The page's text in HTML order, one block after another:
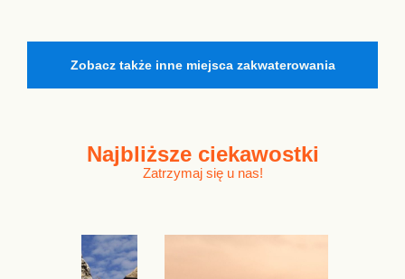
Zobacz także inne miejsca zakwaterowania
Najbliższe ciekawostki
Zatrzymaj się u nas!